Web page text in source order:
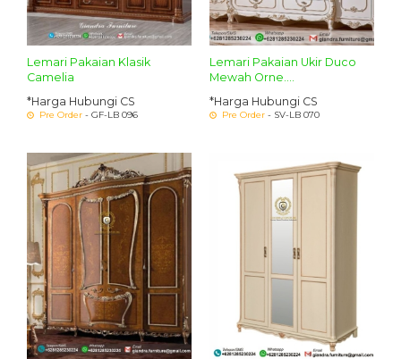
Lemari Pakaian Klasik
Camelia
*Harga Hubungi CS
Pre Order - GF-LB 096
Lemari Pakaian Ukir Duco
Mewah Orne....
*Harga Hubungi CS
Pre Order - SV-LB 070